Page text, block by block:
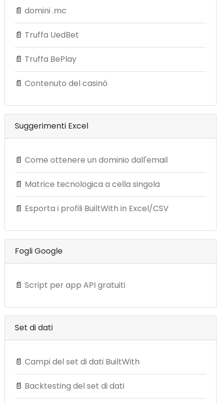
📄 domini .mc
📄 Truffa UedBet
📄 Truffa BePlay
📄 Contenuto del casinò
Suggerimenti Excel
📄 Come ottenere un dominio dall'email
📄 Matrice tecnologica a cella singola
📄 Esporta i profili BuiltWith in Excel/CSV
Fogli Google
📄 Script per app API gratuiti
Set di dati
📄 Campi del set di dati BuiltWith
📄 Backtesting del set di dati